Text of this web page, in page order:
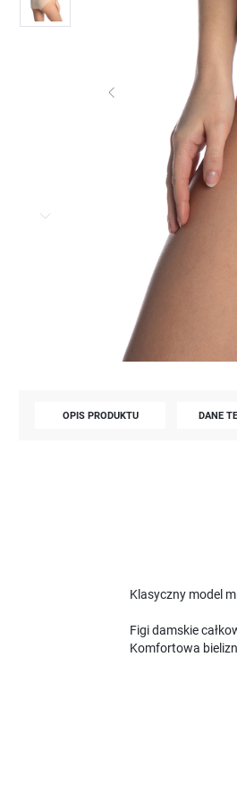
OPIS PRODUKTU DANE
Klasyczny model
Figi damskie
Komfortowa